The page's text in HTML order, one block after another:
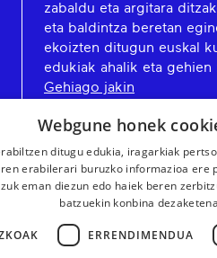
zabaldu eta argitara
eta baldintza beretan
ekoizten ditugun euskal
edukiak ahalik eta gehien
Gehiago jakin
Webgune honek
ditugu edukia, iragarkiak
erabilerari buruzko informazioa ere
eman diezun edo haiek beren
batzuekin konbina
ERRENDIMENDUA